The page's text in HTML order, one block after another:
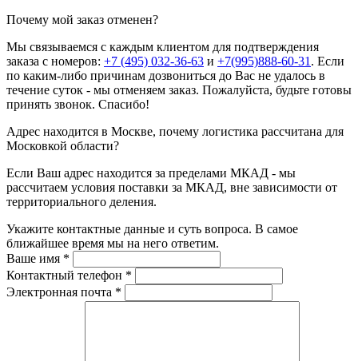
Почему мой заказ отменен?
Мы связываемся с каждым клиентом для подтверждения
заказа с номеров: +7 (495) 032-36-63 и +7(995)888-60-31 . Если
по каким-либо причинам дозвониться до Вас не удалось в
течение суток - мы отменяем заказ. Пожалуйста, будьте готовы
принять звонок. Спасибо!
Адрес находится в Москве, почему логистика рассчитана для
Московкой области?
Если Ваш адрес находится за пределами МКАД - мы
рассчитаем условия поставки за МКАД, вне зависимости от
территориального деления.
Укажите контактные данные и суть вопроса. В самое
ближайшее время мы на него ответим.
Ваше имя *
Контактный телефон *
Электронная почта *